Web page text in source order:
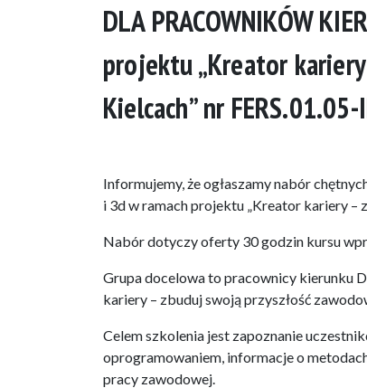
DLA PRACOWNIKÓW
projektu „Kreator
Kielcach” nr
Informujemy, że ogłaszamy nabór
i 3d w ramach projektu „Kreator kariery –
Nabór dotyczy oferty 30 godzin kursu
Grupa docelowa to pracownicy kierunku
kariery – zbuduj swoją przyszłość
Celem szkolenia jest zapoznanie
oprogramowaniem, informacje o
pracy zawodowej.